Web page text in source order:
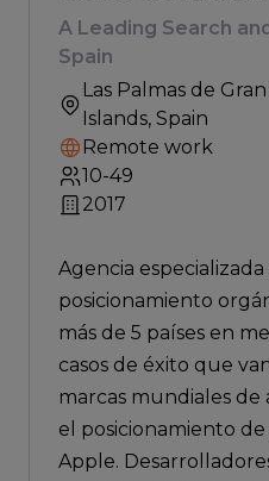
A Leading Search
Spain
Las Palmas de
Islands, Spain
Remote work
10-49
2017
Agencia especializada
posicionamiento
más de 5 países en
casos de éxito que
marcas mundiales
el posicionamiento
Apple.